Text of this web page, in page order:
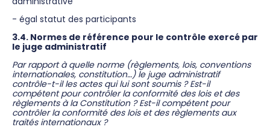
- égal statut des participants
3.4. Normes de référence pour le contrôle exercé par
le juge administratif
Par rapport à quelle norme (règlements, lois, conventions
internationales, constitution…) le juge administratif
contrôle-t-il les actes qui lui sont soumis ? Est-il
compétent pour contrôler la conformité des lois et des
règlements à la Constitution ? Est-il compétent pour
contrôler la conformité des lois et des règlements aux
traités internationaux ?